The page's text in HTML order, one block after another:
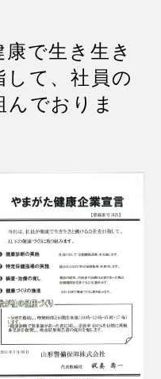
で生き生き
して、社員の
でおりま